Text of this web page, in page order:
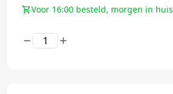
Voor 16:00 besteld, morgen in huis